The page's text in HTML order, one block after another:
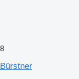
8
Bürstner